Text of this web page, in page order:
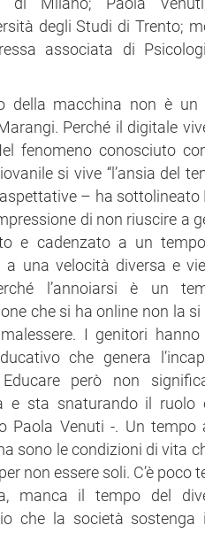
degli Studi di Trento;
associata di
della macchina non è un
Perché il digitale
fenomeno conosciuto
si vive “l’ansia del
– ha sottolineato
di non riuscire a
e cadenzato a un
a una velocità diversa e
l’annoiarsi è un
che si ha online non la
I genitori
che genera
Educare però non
e sta snaturando il ruolo
Paola Venuti -. Un
sono le condizioni di vita
non essere soli. C’è
manca il tempo del
che la società